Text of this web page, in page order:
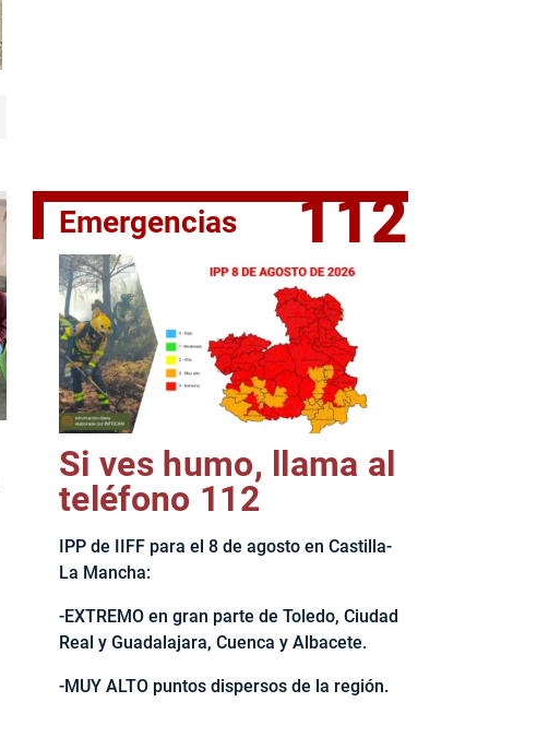
II Vuelta Ciclista CLM LEADER
Emergencias 112
Si ves humo, llama al
teléfono 112
IPP de IIFF para el 8 de agosto en Castilla-
La Mancha:
-EXTREMO en gran parte de Toledo, Ciudad
Real y Guadalajara, Cuenca y Albacete.
-MUY ALTO puntos dispersos de la región.